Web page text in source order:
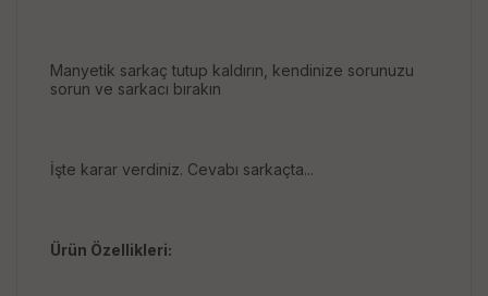
Manyetik sarkaç tutup kaldırın, kendinize sorunuzu
sorun ve sarkacı bırakın
İşte karar verdiniz. Cevabı sarkaçta...
Ürün Özellikleri: